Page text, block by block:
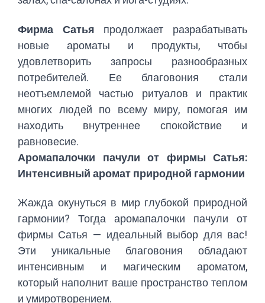
Фирма Сатья продолжает разрабатывать
новые ароматы и продукты, чтобы
удовлетворить запросы разнообразных
потребителей. Ее благовония стали
неотъемлемой частью ритуалов и практик
многих людей по всему миру, помогая им
находить внутреннее спокойствие и
равновесие.
Аромапалочки пачули от фирмы Сатья:
Интенсивный аромат природной гармонии
Жажда окунуться в мир глубокой природной
гармонии? Тогда аромапалочки пачули от
фирмы Сатья — идеальный выбор для вас!
Эти уникальные благовония обладают
интенсивным и магическим ароматом,
который наполнит ваше пространство теплом
и умиротворением.